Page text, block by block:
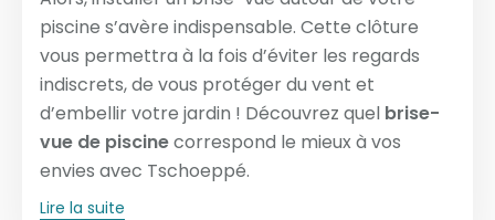
piscine s’avère indispensable. Cette clôture
vous permettra à la fois d’éviter les regards
indiscrets, de vous protéger du vent et
d’embellir votre jardin ! Découvrez quel brise-
vue de piscinecorrespond le mieux à vos
envies avec Tschoeppé.
Lire la suite